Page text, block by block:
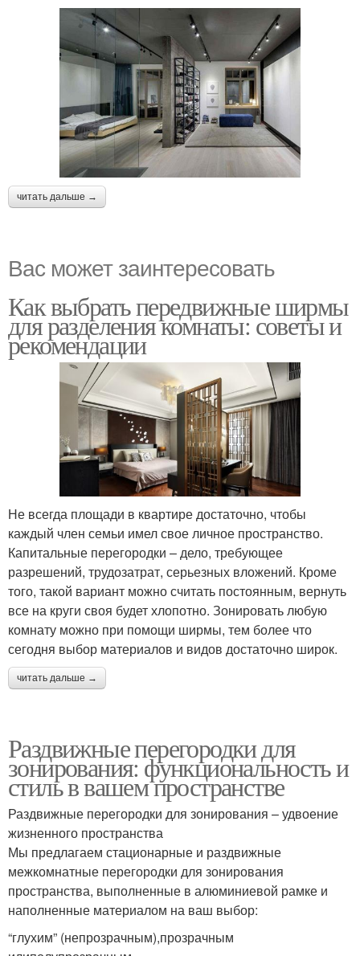
читать дальше →
Вас может заинтересовать
Как выбрать передвижные ширмы
для разделения комнаты: советы и
рекомендации
Не всегда площади в квартире достаточно, чтобы
каждый член семьи имел свое личное пространство.
Капитальные перегородки – дело, требующее
разрешений, трудозатрат, серьезных вложений. Кроме
того, такой вариант можно считать постоянным, вернуть
все на круги своя будет хлопотно. Зонировать любую
комнату можно при помощи ширмы, тем более что
сегодня выбор материалов и видов достаточно широк.
читать дальше →
Раздвижные перегородки для
зонирования: функциональность и
стиль в вашем пространстве
Раздвижные перегородки для зонирования – удвоение
жизненного пространства
Мы предлагаем стационарные и раздвижные
межкомнатные перегородки для зонирования
пространства, выполненные в алюминиевой рамке и
наполненные материалом на ваш выбор:
“глухим” (непрозрачным),прозрачным